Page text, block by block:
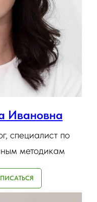
Ивановна
специалист по
методикам